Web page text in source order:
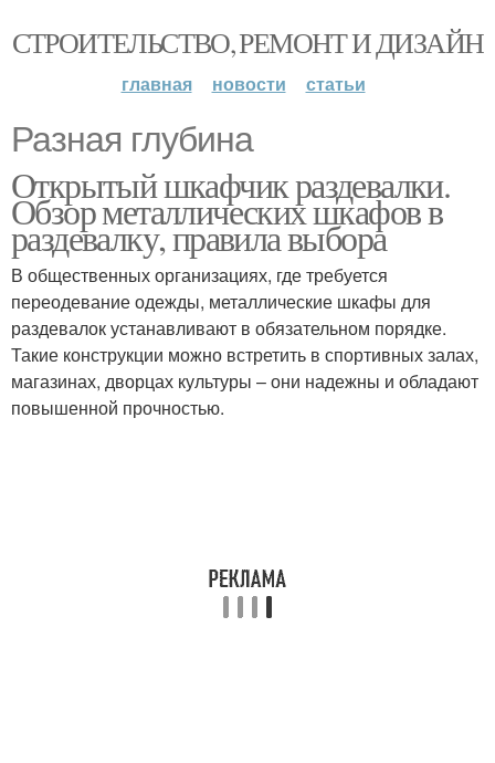
СТРОИТЕЛЬСТВО, РЕМОНТ И ДИЗАЙН
главная новости статьи
Разная глубина
Открытый шкафчик раздевалки.
Обзор металлических шкафов в
раздевалку, правила выбора
В общественных организациях, где требуется
переодевание одежды, металлические шкафы для
раздевалок устанавливают в обязательном порядке.
Такие конструкции можно встретить в спортивных залах,
магазинах, дворцах культуры – они надежны и обладают
повышенной прочностью.